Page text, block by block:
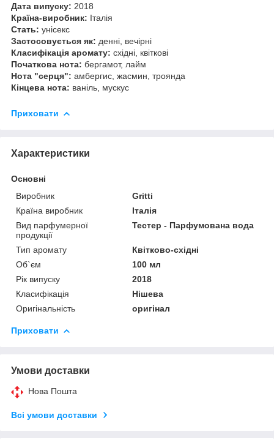
Дата випуску: 2018
Країна-виробник: Італія
Стать: унісекс
Застосовується як: денні, вечірні
Класифікація аромату: східні, квіткові
Початкова нота: бергамот, лайм
Нота "серця": амбергис, жасмин, троянда
Кінцева нота: ваніль, мускус
Приховати
Характеристики
Основні
Виробник
Gritti
Країна виробник
Італія
Вид парфумерної
продукції
Тестер - Парфумована вода
Тип аромату
Квітково-східні
Об`єм
100 мл
Рік випуску
2018
Класифікація
Нішева
Оригінальність
оригінал
Приховати
Умови доставки
Нова Пошта
Всі умови доставки